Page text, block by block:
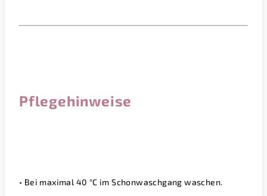
Pflegehinweise
• Bei maximal 40 °C im Schonwaschgang waschen.